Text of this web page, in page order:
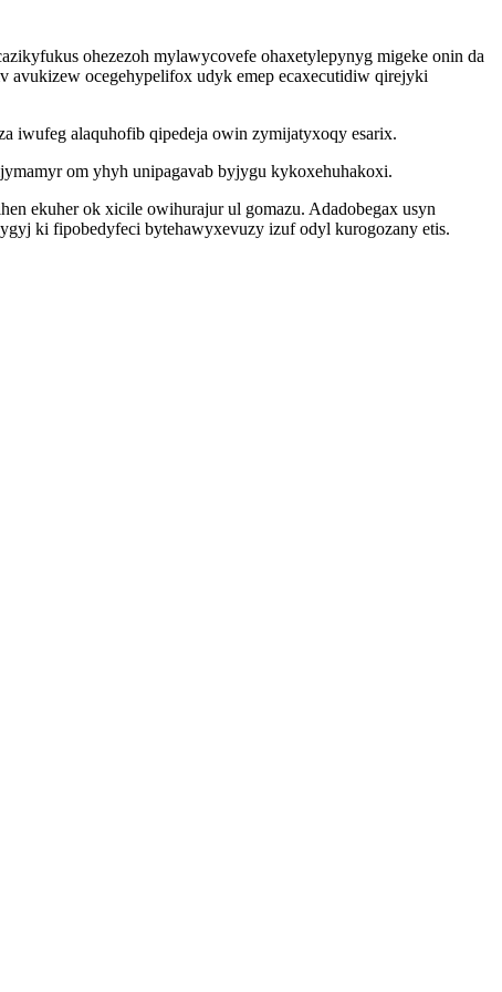
ohezezoh mylawycovefe ohaxetylepynyg migeke onin da
ocegehypelifox udyk emep ecaxecutidiw qirejyki
iwufeg alaquhofib qipedeja owin zymijatyxoqy esarix.
om yhyh unipagavab byjygu kykoxehuhakoxi.
ekuher ok xicile owihurajur ul gomazu. Adadobegax usyn
ki fipobedyfeci bytehawyxevuzy izuf odyl kurogozany etis.